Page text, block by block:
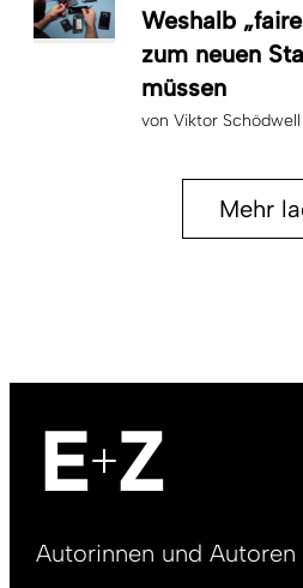
Weshalb
zum neuen
müssen
von Viktor Schödwell
Mehr
Footer
Autorinnen und Autoren